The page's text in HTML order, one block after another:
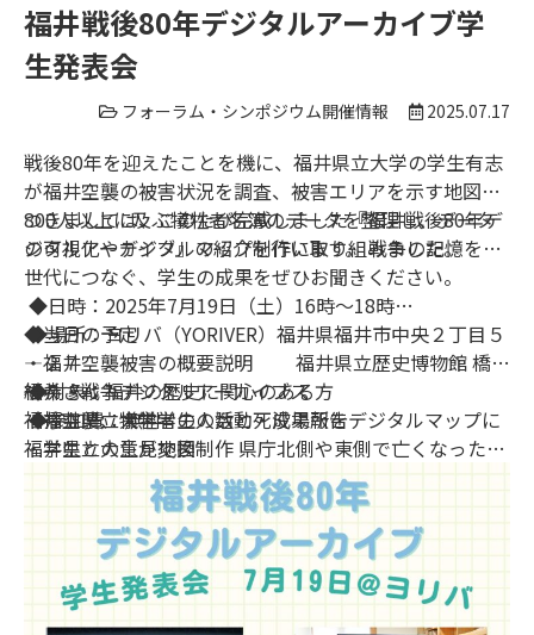
福井戦後80年デジタルアーカイブ学
生発表会
フォーラム・シンポジウム開催情報 2025.07.17
戦後80年を迎えたことを機に、福井県立大学の学生有志
が福井空襲の被害状況を調査、被害エリアを示す地図や
800人以上に及ぶ犠牲者名簿のデータを整理し、データ
の可視化やデジタルマップ制作に取り組みました。
つきましては、このたび完成しました『福井戦後80年デ
ジタルアーカイブ』の紹介を行います。 戦争の記憶を次
世代につなぐ、学生の成果をぜひお聞きください。
◆日時：2025年7月19日（土）16時～18時
◆場所：ヨリバ（YORIVER） 福井県福井市中央２丁目５
―２７
◆対象：福井の歴史に関心のある方
◆参加費：無料
◆当日の予定
・福井空襲被害の概要説明 福井県立歴史博物館 橋本
紘希さん
・福井県立大学学生の活動・成果報告
・学生との意見交換
ゲストコメンテーター
福井県立歴史博物館 橋本紘希さん（学芸員）
福井市立郷土歴史博物館 藤川明宏さん（同）
福井・戦争デジタルアーカイブス
福井空襲、犠牲者の人数と死没場所をデジタルマップに
福井県立大生が地図制作 県庁北側や東側で亡くなった市
民多く | 社会 | 福井のニュース |福井新聞
ONLINE |20250717